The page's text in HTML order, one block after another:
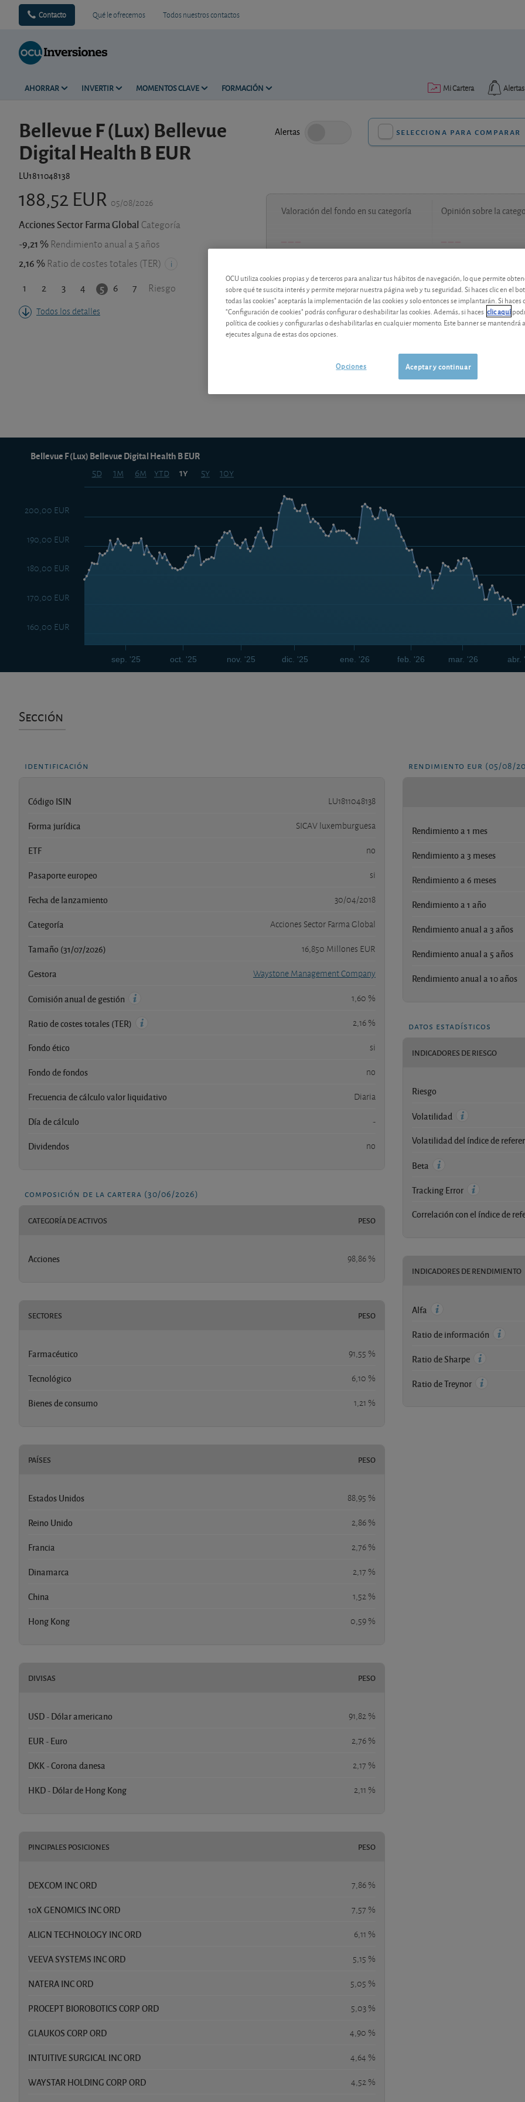
Contacto Qué le ofrecemos Todos nuestros contactos
AHORRAR INVERTIR MOMENTOS CLAVE FORMACIÓN Alertas
Mi Cartera
Bellevue F (Lux) Bellevue
Digital Health B EUR
LU1811048138
Alertas selecciona para comparar
188,52 EUR 05/08/2026
Acciones Sector Farma Global Categoría
-9,21 % Rendimiento anual a 5 años
2,16 % Ratio de costes totales (TER)
1 2 3 4 5 6 7 Riesgo
Todos los detalles
Valoración del fondo en su categoría Opinión sobre la
contenido premium
Los análisis y consejos de nuestros expertos están reservados a
¡Pruebe 1 mes Gratis! Los análisis y consejos de nuestros
5d 1m 6m ytd 1y 5y 10y
sep. '25 oct. '25 nov. '25 dic. '25 ene. '26 feb. '26 mar. '26 abr.
Bellevue F (Lux) Bellevue Digital Health B EUR
160,00 EUR
170,00 EUR
180,00 EUR
190,00 EUR
200,00 EUR
Sección
identificación
Código ISIN LU1811048138
Forma jurídica SICAV luxemburguesa
ETF no
Pasaporte europeo si
Fecha de lanzamiento 30/04/2018
Categoría Acciones Sector Farma Global
Tamaño (31/07/2026) 16,850 Millones EUR
Gestora Waystone Management Company
Comisión anual de gestión 1,60 %
Ratio de costes totales (TER) 2,16 %
Fondo ético si
Fondo de fondos no
Frecuencia de cálculo valor liquidativo Diaria
Día de cálculo -
Dividendos no
composición de la cartera (30/06/2026)
CATEGORÍA DE ACTIVOS PESO
Acciones 98,86 %
SECTORES PESO
Farmacéutico 91,55 %
Tecnológico 6,10 %
Bienes de consumo 1,21 %
PAÍSES PESO
Estados Unidos 88,95 %
Reino Unido 2,86 %
Francia 2,76 %
Dinamarca 2,17 %
China 1,52 %
Hong Kong 0,59 %
DIVISAS PESO
USD - Dólar americano 91,82 %
EUR - Euro 2,76 %
DKK - Corona danesa 2,17 %
HKD - Dólar de Hong Kong 2,11 %
PINCIPALES POSICIONES PESO
DEXCOM INC ORD 7,86 %
10X GENOMICS INC ORD 7,57 %
ALIGN TECHNOLOGY INC ORD 6,11 %
VEEVA SYSTEMS INC ORD 5,15 %
NATERA INC ORD 5,05 %
PROCEPT BIOROBOTICS CORP ORD 5,03 %
GLAUKOS CORP ORD 4,90 %
INTUITIVE SURGICAL INC ORD 4,64 %
WAYSTAR HOLDING CORP ORD 4,52 %
rendimiento eur (05/08/
Rendimiento a 1 mes
Rendimiento a 3 meses
Rendimiento a 6 meses
Rendimiento a 1 año
Rendimiento anual a 3 años
Rendimiento anual a 5 años
Rendimiento anual a 10 años
datos estadísticos
INDICADORES DE RIESGO
Riesgo
Volatilidad
Volatilidad del índice de
Beta
Tracking Error
Correlación con el índice de
INDICADORES DE RENDIMIENTO
Alfa
Ratio de información
Ratio de Sharpe
Ratio de Treynor
OCU utiliza cookies propias y de terceros para analizar tus hábitos de navegación, lo que permite
sobre qué te suscita interés y permite mejorar nuestra página web y tu seguridad. Si haces clic en el
todas las cookies" aceptarás la implementación de las cookies y solo entonces se implantarán. Si haces
"Configuración de cookies" podrás configurar o deshabilitar las cookies. Además, si haces clic aquí
política de cookies y configurarlas o deshabilitarlas en cualquier momento. Este banner se mantendrá
ejecutes alguna de estas dos opciones.
Aceptar y continuar
Opciones